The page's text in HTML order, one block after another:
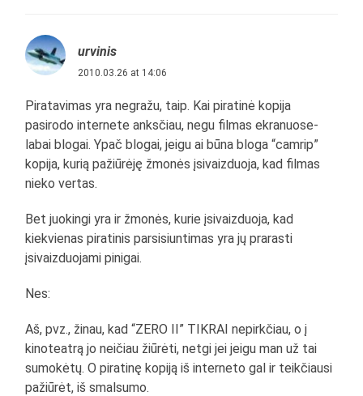
urvinis
2010.03.26 at 14:06
Piratavimas yra negražu, taip. Kai piratinė kopija
pasirodo internete anksčiau, negu filmas ekranuose-
labai blogai. Ypač blogai, jeigu ai būna bloga “camrip”
kopija, kurią pažiūrėję žmonės įsivaizduoja, kad filmas
nieko vertas.
Bet juokingi yra ir žmonės, kurie įsivaizduoja, kad
kiekvienas piratinis parsisiuntimas yra jų prarasti
įsivaizduojami pinigai.
Nes:
Aš, pvz., žinau, kad “ZERO II” TIKRAI nepirkčiau, o į
kinoteatrą jo neičiau žiūrėti, netgi jei jeigu man už tai
sumokėtų. O piratinę kopiją iš interneto gal ir teikčiausi
pažiūrėt, iš smalsumo.